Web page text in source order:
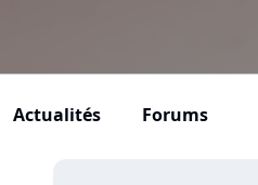
Actualités Forums